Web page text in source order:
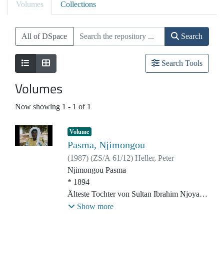
Volumes Collections
All of DSpace Search
Search Tools
Volumes
Now showing 1 - 1 of 1
Volume
Pasma, Njimongou
(1987) (ZS/A 61/12) Heller, Peter
Njimongou Pasma
* 1894
Älteste Tochter von Sultan Ibrahim Njoya
Show more